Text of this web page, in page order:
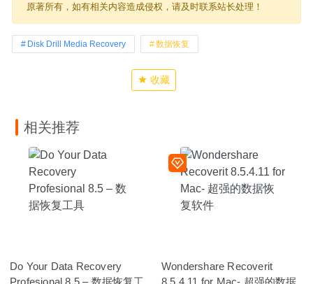
原著所有，如有相关内容造成侵权，请及时联系站长处理！
Disk Drill Media Recovery 数据恢复
收藏
相关推荐
Do Your Data Recovery
Profesional 8.5 – 数据恢复工
Wondershare Recoverit
8.5.4.11 for Mac- 超强的数据